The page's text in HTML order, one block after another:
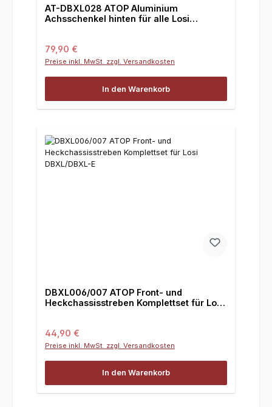
AT-DBXL028 ATOP Aluminium
Achsschenkel hinten für alle Losi
Regulärer Preis:
79,90 €
Preise inkl. MwSt. zzgl. Versandkosten
In den Warenkorb
DBXL006/007 ATOP Front- und
Heckchassisstreben Komplettset für Losi
Regulärer Preis:
44,90 €
Preise inkl. MwSt. zzgl. Versandkosten
In den Warenkorb